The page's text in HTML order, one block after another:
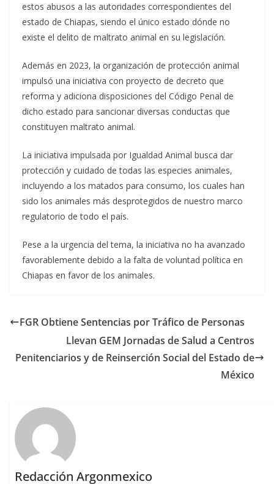
estos abusos a las autoridades correspondientes del
estado de Chiapas, siendo el único estado dónde no
existe el delito de maltrato animal en su legislación.
Además en 2023, la organización de protección animal
impulsó una iniciativa con proyecto de decreto que
reforma y adiciona disposiciones del Código Penal de
dicho estado para sancionar diversas conductas que
constituyen maltrato animal.
La iniciativa impulsada por Igualdad Animal busca dar
protección y cuidado de todas las especies animales,
incluyendo a los matados para consumo, los cuales han
sido los animales más desprotegidos de nuestro marco
regulatorio de todo el país.
Pese a la urgencia del tema, la iniciativa no ha avanzado
favorablemente debido a la falta de voluntad política en
Chiapas en favor de los animales.
FGR Obtiene Sentencias por Tráfico de Personas
Llevan GEM Jornadas de Salud a Centros
Penitenciarios y de Reinserción Social del Estado de
México
Redacción Argonmexico